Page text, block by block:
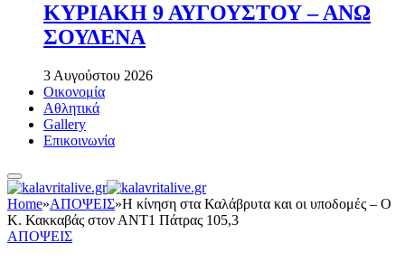
ΚΥΡΙΑΚΗ 9 ΑΥΓΟΥΣΤΟΥ – ΑΝΩ
ΣΟΥΔΕΝΑ
3 Αυγούστου 2026
Οικονομία
Αθλητικά
Gallery
Επικοινωνία
Home»ΑΠΟΨΕΙΣ»Η κίνηση στα Καλάβρυτα και οι υποδομές – Ο
Κ. Κακκαβάς στον ΑΝΤ1 Πάτρας 105,3
ΑΠΟΨΕΙΣ